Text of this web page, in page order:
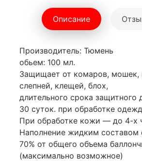
Описание
Производитель: Тюмень
обьем: 100 мл.
Защищает от комаров, мошек,
слепней, клещей, блох,
длительного срока
30 суток. при обработке
При обработке кожи — до 4-х
Наполнение жидким
70% от общего объема
(максимально возможное)